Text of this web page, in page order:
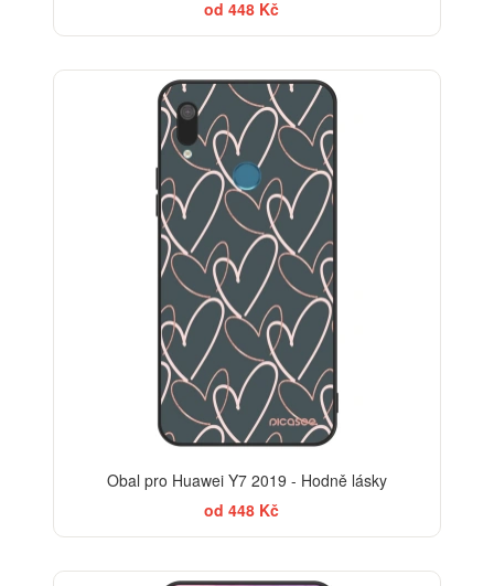
od 448 Kč
Obal pro Huawei Y7 2019 - Hodně lásky
od 448 Kč